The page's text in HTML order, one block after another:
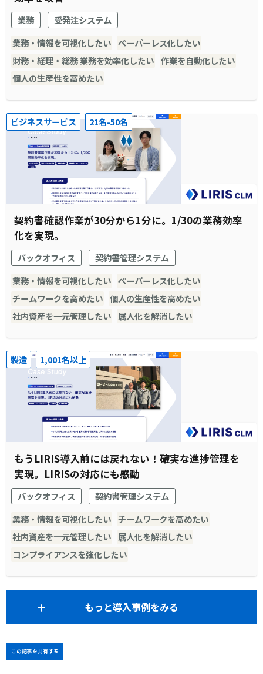
業務
受発注システム
業務・情報を可視化したい ペーパーレス化したい
財務・経理・総務 業務を効率化したい 作業を自動化したい
個人の生産性を高めたい
ビジネスサービス 21名-50名
契約書確認作業が30分から1分に。1/30の業務効率
化を実現。
バックオフィス
契約書管理システム
業務・情報を可視化したい ペーパーレス化したい
チームワークを高めたい 個人の生産性を高めたい
社内資産を一元管理したい 属人化を解消したい
製造 1,001名以上
もうLIRIS導入前には戻れない！確実な進捗管理を
実現。LIRISの対応にも感動
バックオフィス
契約書管理システム
業務・情報を可視化したい チームワークを高めたい
社内資産を一元管理したい
属人化を解消したい
コンプライアンスを強化したい
もっと導入事例をみる
この記事を共有する